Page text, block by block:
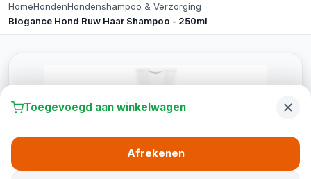
HomeHondenHondenshampoo & Verzorging
Biogance Hond Ruw Haar Shampoo - 250ml
Toegevoegd aan winkelwagen
Afrekenen